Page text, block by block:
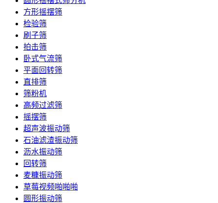
方形摇摆筛
检验筛
刷子筛
拍击筛
卧式气流筛
平面回转筛
直排筛
筛粉机
高频过滤筛
摇摆筛
超声波振动筛
石油滤渣振动筛
沥水振动筛
回转筛
麦糠振动筛
草莓视频啪啪啪
圆形振动筛